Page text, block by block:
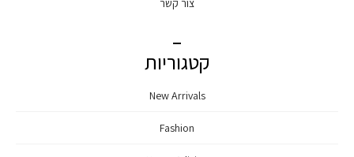
קטגוריות
New Arrivals
Fashion